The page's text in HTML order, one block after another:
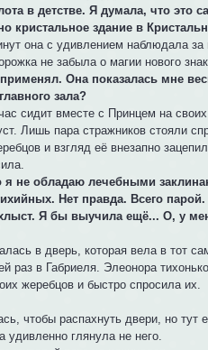
в детстве. Я думала, что это
кристальное здание в
она с удивлением наблюдала
не забыла о магии нового
Она показалась мне
зала?
сидит вместе с Принцем на
Лишь пара стражников стояли
и взгляд её внезапно
не обладаю лечебными
Нет правда. Всего
Я бы выучила ещё... О, у
в дверь, которая вела в тот
раз в Габриеля. Элеонора
жеребцов и быстро спросила их.
чтобы распахнуть двери, но тут
глянула не него.